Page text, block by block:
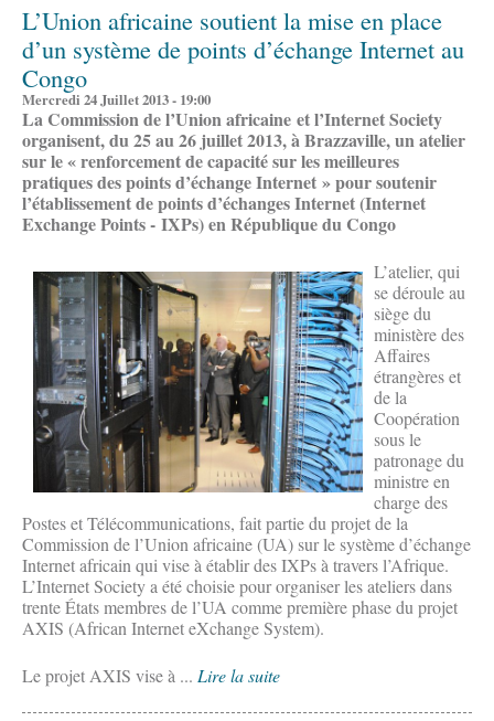
L’Union africaine soutient la mise en place
d’un système de points d’échange Internet au
Congo
Mercredi 24 Juillet 2013 - 19:00
La Commission de l’Union africaine et l’Internet Society
organisent, du 25 au 26 juillet 2013, à Brazzaville, un atelier
sur le « renforcement de capacité sur les meilleures
pratiques des points d’échange Internet » pour soutenir
l’établissement de points d’échanges Internet (Internet
Exchange Points - IXPs) en République du Congo
L’atelier, qui
se déroule au
siège du
ministère des
Affaires
étrangères et
de la
Coopération
sous le
patronage du
ministre en
charge des
Postes et Télécommunications, fait partie du projet de la
Commission de l’Union africaine (UA) sur le système d’échange
Internet africain qui vise à établir des IXPs à travers l’Afrique.
L’Internet Society a été choisie pour organiser les ateliers dans
trente États membres de l’UA comme première phase du projet
AXIS (African Internet eXchange System).
Le projet AXIS vise à ... Lire la suite